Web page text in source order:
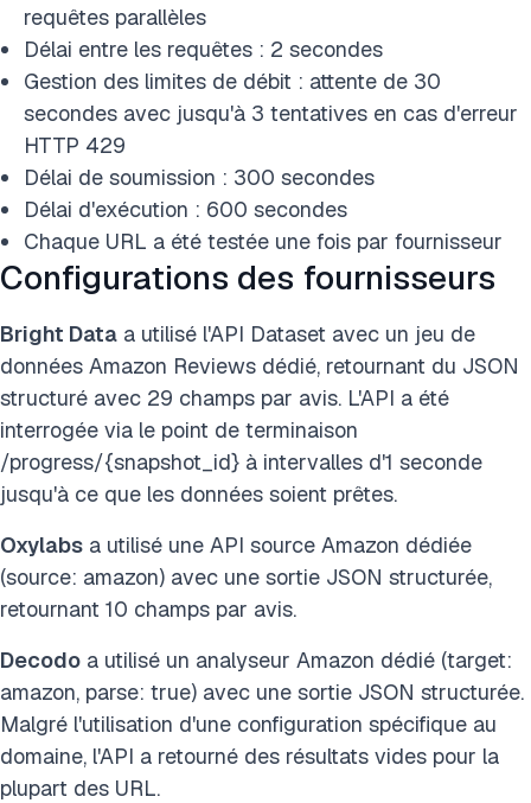
requêtes parallèles
Délai entre les requêtes : 2 secondes
Gestion des limites de débit : attente de 30
secondes avec jusqu'à 3 tentatives en cas d'erreur
HTTP 429
Délai de soumission : 300 secondes
Délai d'exécution : 600 secondes
Chaque URL a été testée une fois par fournisseur
Configurations des fournisseurs
Bright Data a utilisé l'API Dataset avec un jeu de
données Amazon Reviews dédié, retournant du JSON
structuré avec 29 champs par avis. L'API a été
interrogée via le point de terminaison
/progress/{snapshot_id} à intervalles d'1 seconde
jusqu'à ce que les données soient prêtes.
Oxylabs a utilisé une API source Amazon dédiée
(source: amazon) avec une sortie JSON structurée,
retournant 10 champs par avis.
Decodo a utilisé un analyseur Amazon dédié (target:
amazon, parse: true) avec une sortie JSON structurée.
Malgré l'utilisation d'une configuration spécifique au
domaine, l'API a retourné des résultats vides pour la
plupart des URL.